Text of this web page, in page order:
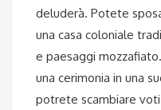
deluderà. Potete
una casa coloniale
e paesaggi
una cerimonia in una
potrete scambiare